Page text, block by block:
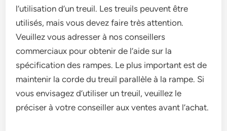
l’utilisation d’un treuil. Les treuils peuvent être
utilisés, mais vous devez faire très attention.
Veuillez vous adresser à nos conseillers
commerciaux pour obtenir de l’aide sur la
spécification des rampes. Le plus important est de
maintenir la corde du treuil parallèle à la rampe. Si
vous envisagez d’utiliser un treuil, veuillez le
préciser à votre conseiller aux ventes avant l’achat.